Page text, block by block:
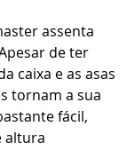
assenta
de ter
caixa e as asas
tornam a sua
fácil,
altura